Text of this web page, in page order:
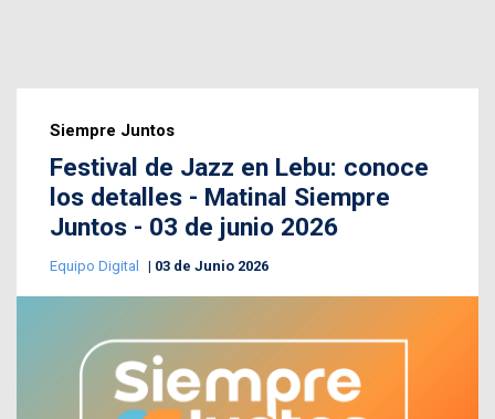
Siempre Juntos
Festival de Jazz en Lebu: conoce
los detalles - Matinal Siempre
Juntos - 03 de junio 2026
Equipo Digital 03 de Junio 2026